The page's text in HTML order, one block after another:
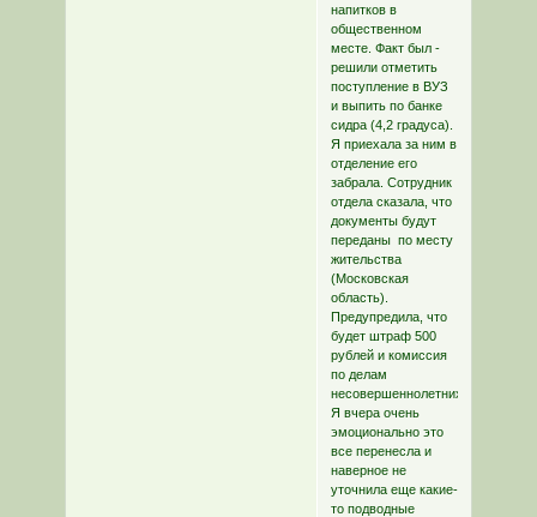
напитков в
общественном
месте. Факт был -
решили отметить
поступление в ВУЗ
и выпить по банке
сидра (4,2 градуса).
Я приехала за ним в
отделение его
забрала. Сотрудник
отдела сказала, что
документы будут
переданы по месту
жительства
(Московская
область).
Предупредила, что
будет штраф 500
рублей и комиссия
по делам
несовершеннолетних.
Я вчера очень
эмоционально это
все перенесла и
наверное не
уточнила еще какие-
то подводные